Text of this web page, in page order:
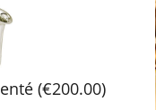
(€200.00)